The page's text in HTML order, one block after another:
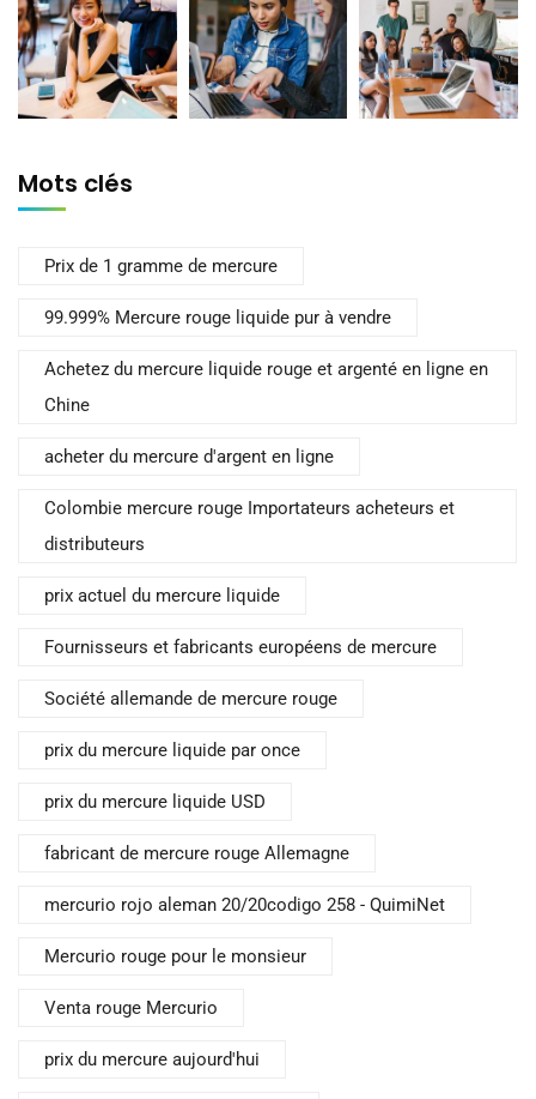
Mots clés
Prix de 1 gramme de mercure
99.999% Mercure rouge liquide pur à vendre
Achetez du mercure liquide rouge et argenté en ligne en
Chine
acheter du mercure d'argent en ligne
Colombie mercure rouge Importateurs acheteurs et
distributeurs
prix actuel du mercure liquide
Fournisseurs et fabricants européens de mercure
Société allemande de mercure rouge
prix du mercure liquide par once
prix du mercure liquide USD
fabricant de mercure rouge Allemagne
mercurio rojo aleman 20/20codigo 258 - QuimiNet
Mercurio rouge pour le monsieur
Venta rouge Mercurio
prix du mercure aujourd'hui